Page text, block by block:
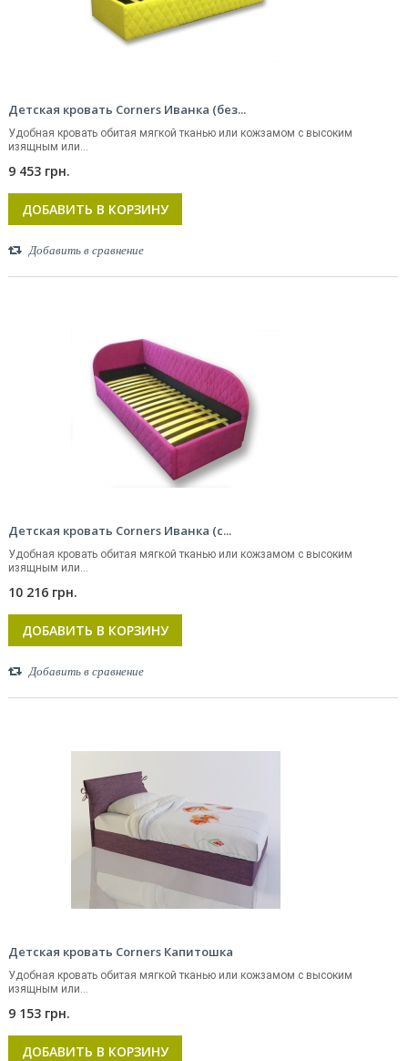
Детская кровать Corners Иванка (без...
Удобная кровать обитая мягкой тканью или кожзамом с высоким
изящным или...
9 453 грн.
ДОБАВИТЬ В КОРЗИНУ
Добавить в сравнение
Детская кровать Corners Иванка (с...
Удобная кровать обитая мягкой тканью или кожзамом с высоким
изящным или...
10 216 грн.
ДОБАВИТЬ В КОРЗИНУ
Добавить в сравнение
Детская кровать Corners Капитошка
Удобная кровать обитая мягкой тканью или кожзамом с высоким
изящным или...
9 153 грн.
ДОБАВИТЬ В КОРЗИНУ